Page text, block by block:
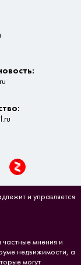
и управляется
частные мнения и
недвижимости, а
могут